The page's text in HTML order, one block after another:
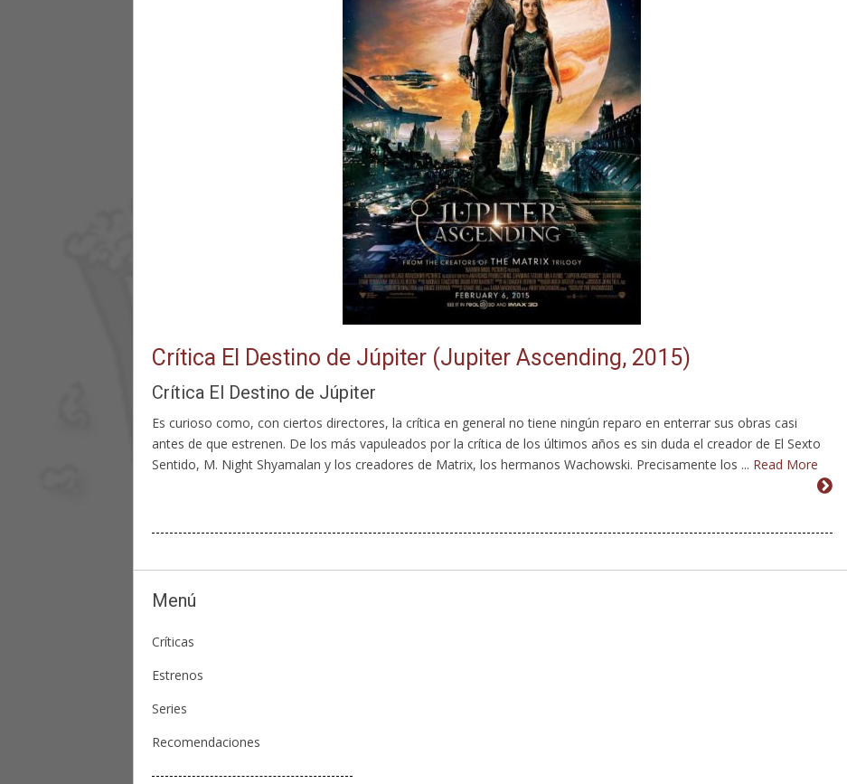
Crítica El Destino de Júpiter (Jupiter Ascending, 2015)
Crítica El Destino de Júpiter
Es curioso como, con ciertos directores, la crítica en general no tiene ningún reparo en enterrar sus obras casi
antes de que estrenen. De los más vapuleados por la crítica de los últimos años es sin duda el creador de El Sexto
Sentido, M. Night Shyamalan y los creadores de Matrix, los hermanos Wachowski. Precisamente los ... Read More
Menú
Críticas
Estrenos
Series
Recomendaciones